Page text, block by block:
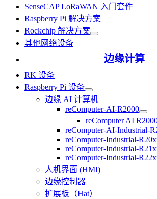
SenseCAP LoRaWAN 入门套件
Raspberry Pi 解决方案
Rockchip 解决方案
其他网络设备
边缘计算
RK 设备
Raspberry Pi 设备
边缘 AI 计算机
reComputer-AI-R2000
reComputer AI
reComputer-AI-Industrial-
reComputer-Industrial-
reComputer-Industrial-
reComputer-Industrial-
人机界面 (HMI)
边缘控制器
扩展板（Hat）